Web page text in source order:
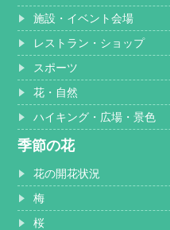
施設・イベント会場
レストラン・ショップ
スポーツ
花・自然
ハイキング・広場・景色
季節の花
花の開花状況
梅
桜